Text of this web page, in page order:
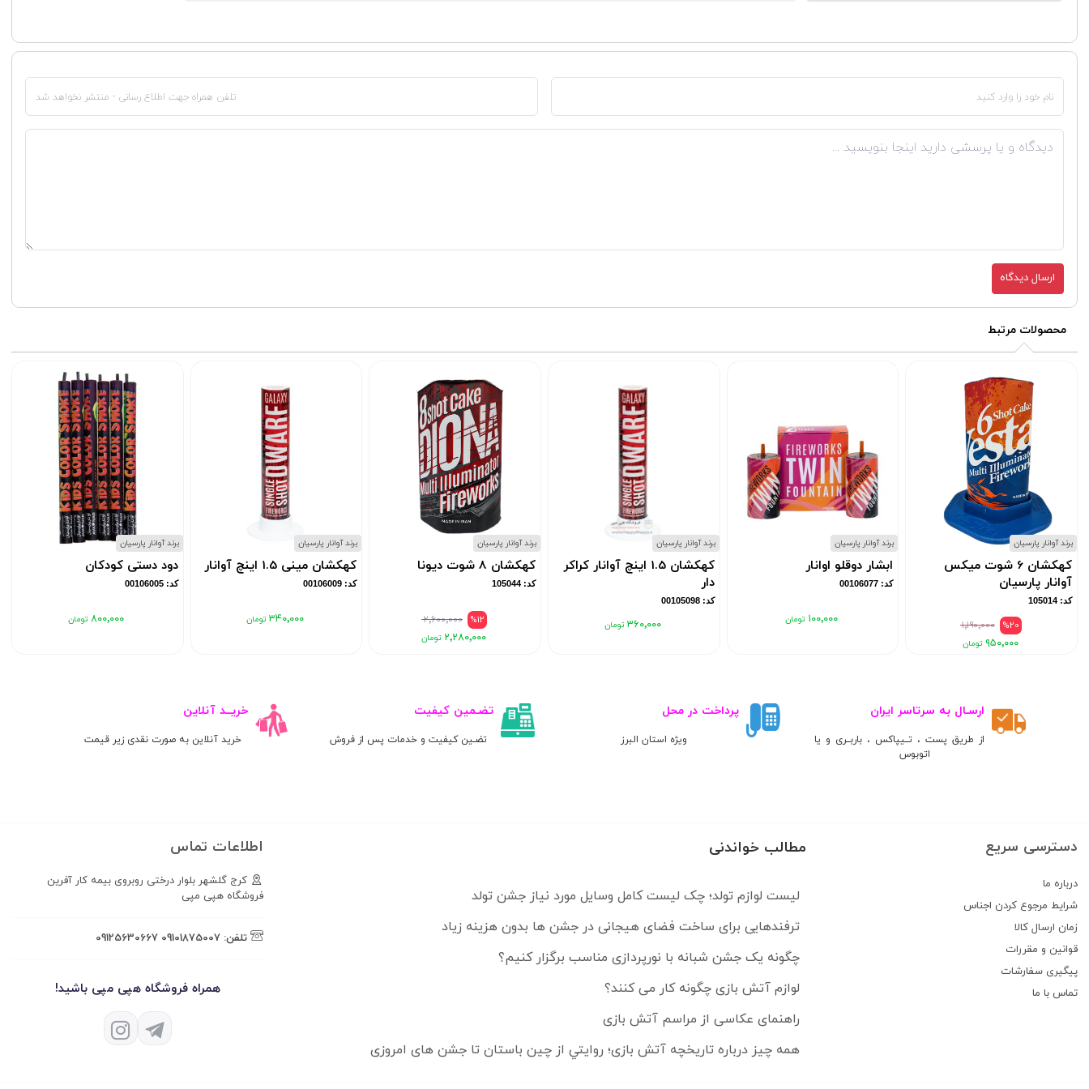
ارسال دیدگاه
محصولات مرتبط
برند آوانار پارسیان
کهکشان 6 شوت میکس
آوانار پارسیان
کد: 105014
%20 ۱٬۱۹۰٬۰۰۰
۹۵۰٬۰۰۰
برند آوانار پارسیان
ابشار دوقلو اوانار
کد: 00106077
۱۰۰٬۰۰۰
برند آوانار پارسیان
کهکشان 1.5 اینچ آوانار کراکر
دار
کد: 00105098
۳۶۰٬۰۰۰
برند آوانار پارسیان
کهکشان 8 شوت دیونا
کد: 105044
%12 ۲٬۶۰۰٬۰۰۰
۲٬۲۸۰٬۰۰۰
برند آوانار پارسیان
کهکشان مینی 1.5 اینچ آوانار
کد: 00106009
۳۴۰٬۰۰۰
برند آوانار پارسیان
دود دستی کودکان
کد: 00106005
۸۰۰٬۰۰۰
ارسـال به سرتاسر ایران
از طریق پست ، تــیپاکس ، باربــری و یا
اتوبوس
پرداخت در محل
ویژه استان البرز
تضـمین کیفیت
تضـین کیفیت و خدمات پس از فروش
خریــد آنلاین
خرید آنلاین به صورت نقدی زیر قیمت
دسترسی سریع
درباره ما
شرایط مرجوع کردن اجناس
زمان ارسال کالا
قوانین و مقررات
پیگیری سفارشات
تماس با ما
مطالب خواندنی
لیست لوازم تولد؛ چک لیست کامل وسایل مورد نیاز جشن تولد
ترفندهایی برای ساخت فضای هیجانی در جشن ها بدون هزینه زیاد
چگونه یک جشن شبانه با نورپردازی مناسب برگزار کنیم؟
لوازم آتش بازی چگونه کار می کنند؟
راهنمای عکاسی از مراسم آتش بازی
همه چيز درباره تاريخچه آتش بازی؛ روايتي از چين باستان تا جشن های امروزی
اطلاعات تماس
کرج گلشهر بلوار درختی روبروی بیمه کار آفرین
فروشگاه هپی مپی
تلفن: 09101875007
09125630667
همراه فروشگاه هپی مپی باشید!